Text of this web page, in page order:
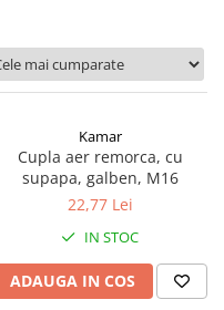
Kamar
Cupla aer remorca, cu
supapa, galben, M16
22,77 Lei
IN STOC
ADAUGA IN COS